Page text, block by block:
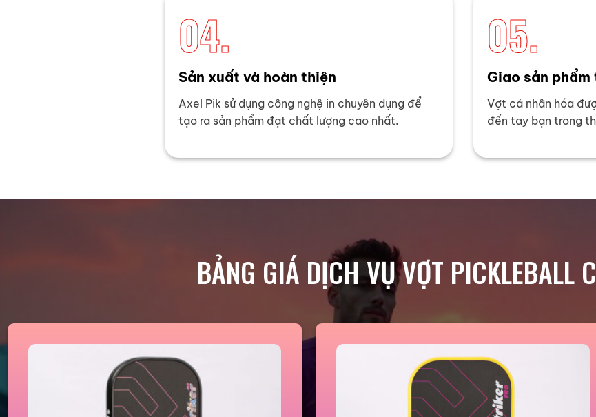
04.
Sản xuất và hoàn thiện
Axel Pik sử dụng công nghệ in chuyên dụng để
tạo ra sản phẩm đạt chất lượng cao nhất.
05.
Giao sản
Vợt cá nhân hóa
đến tay bạn trong
BẢNG GIÁ DỊCH VỤ VỢT PICKLEBALL